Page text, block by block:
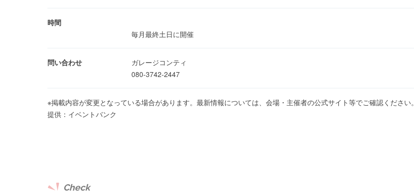
時間
毎月最終土日に開催
問い合わせ
ガレージコンティ
080-3742-2447
※掲載内容が変更となっている場合があります。最新情報については、会場・主催者の公式サイト等でご確認ください。
提供：イベントバンク
Check